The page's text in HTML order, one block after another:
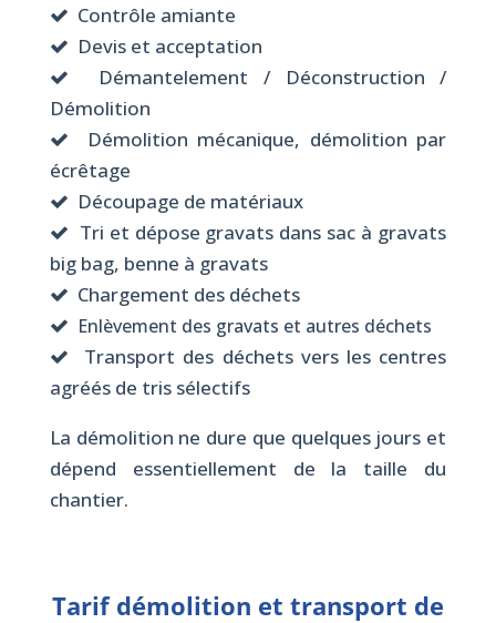
Contrôle amiante
Devis et acceptation
Démantelement / Déconstruction /
Démolition
Démolition mécanique, démolition par
écrêtage
Découpage de matériaux
Tri et dépose gravats dans sac à gravats
big bag, benne à gravats
Chargement des déchets
Enlèvement des gravats et autres déchets
Transport des déchets vers les centres
agréés de tris sélectifs
La démolition ne dure que quelques jours et
dépend essentiellement de la taille du
chantier.
Tarif démolition et transport de